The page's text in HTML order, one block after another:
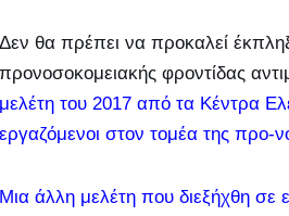
Δεν θα πρέπει να προκαλεί
προνοσοκομειακής φροντίδας
μελέτη του 2017 από τα Κέντρα
εργαζόμενοι στον τομέα της προ-
Μια άλλη μελέτη που διεξήχθη σε